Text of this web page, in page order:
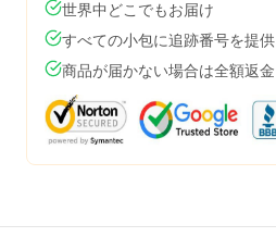
世界中どこでもお届け
すべての小包に追跡番号を提供
商品が届かない場合は全額返金